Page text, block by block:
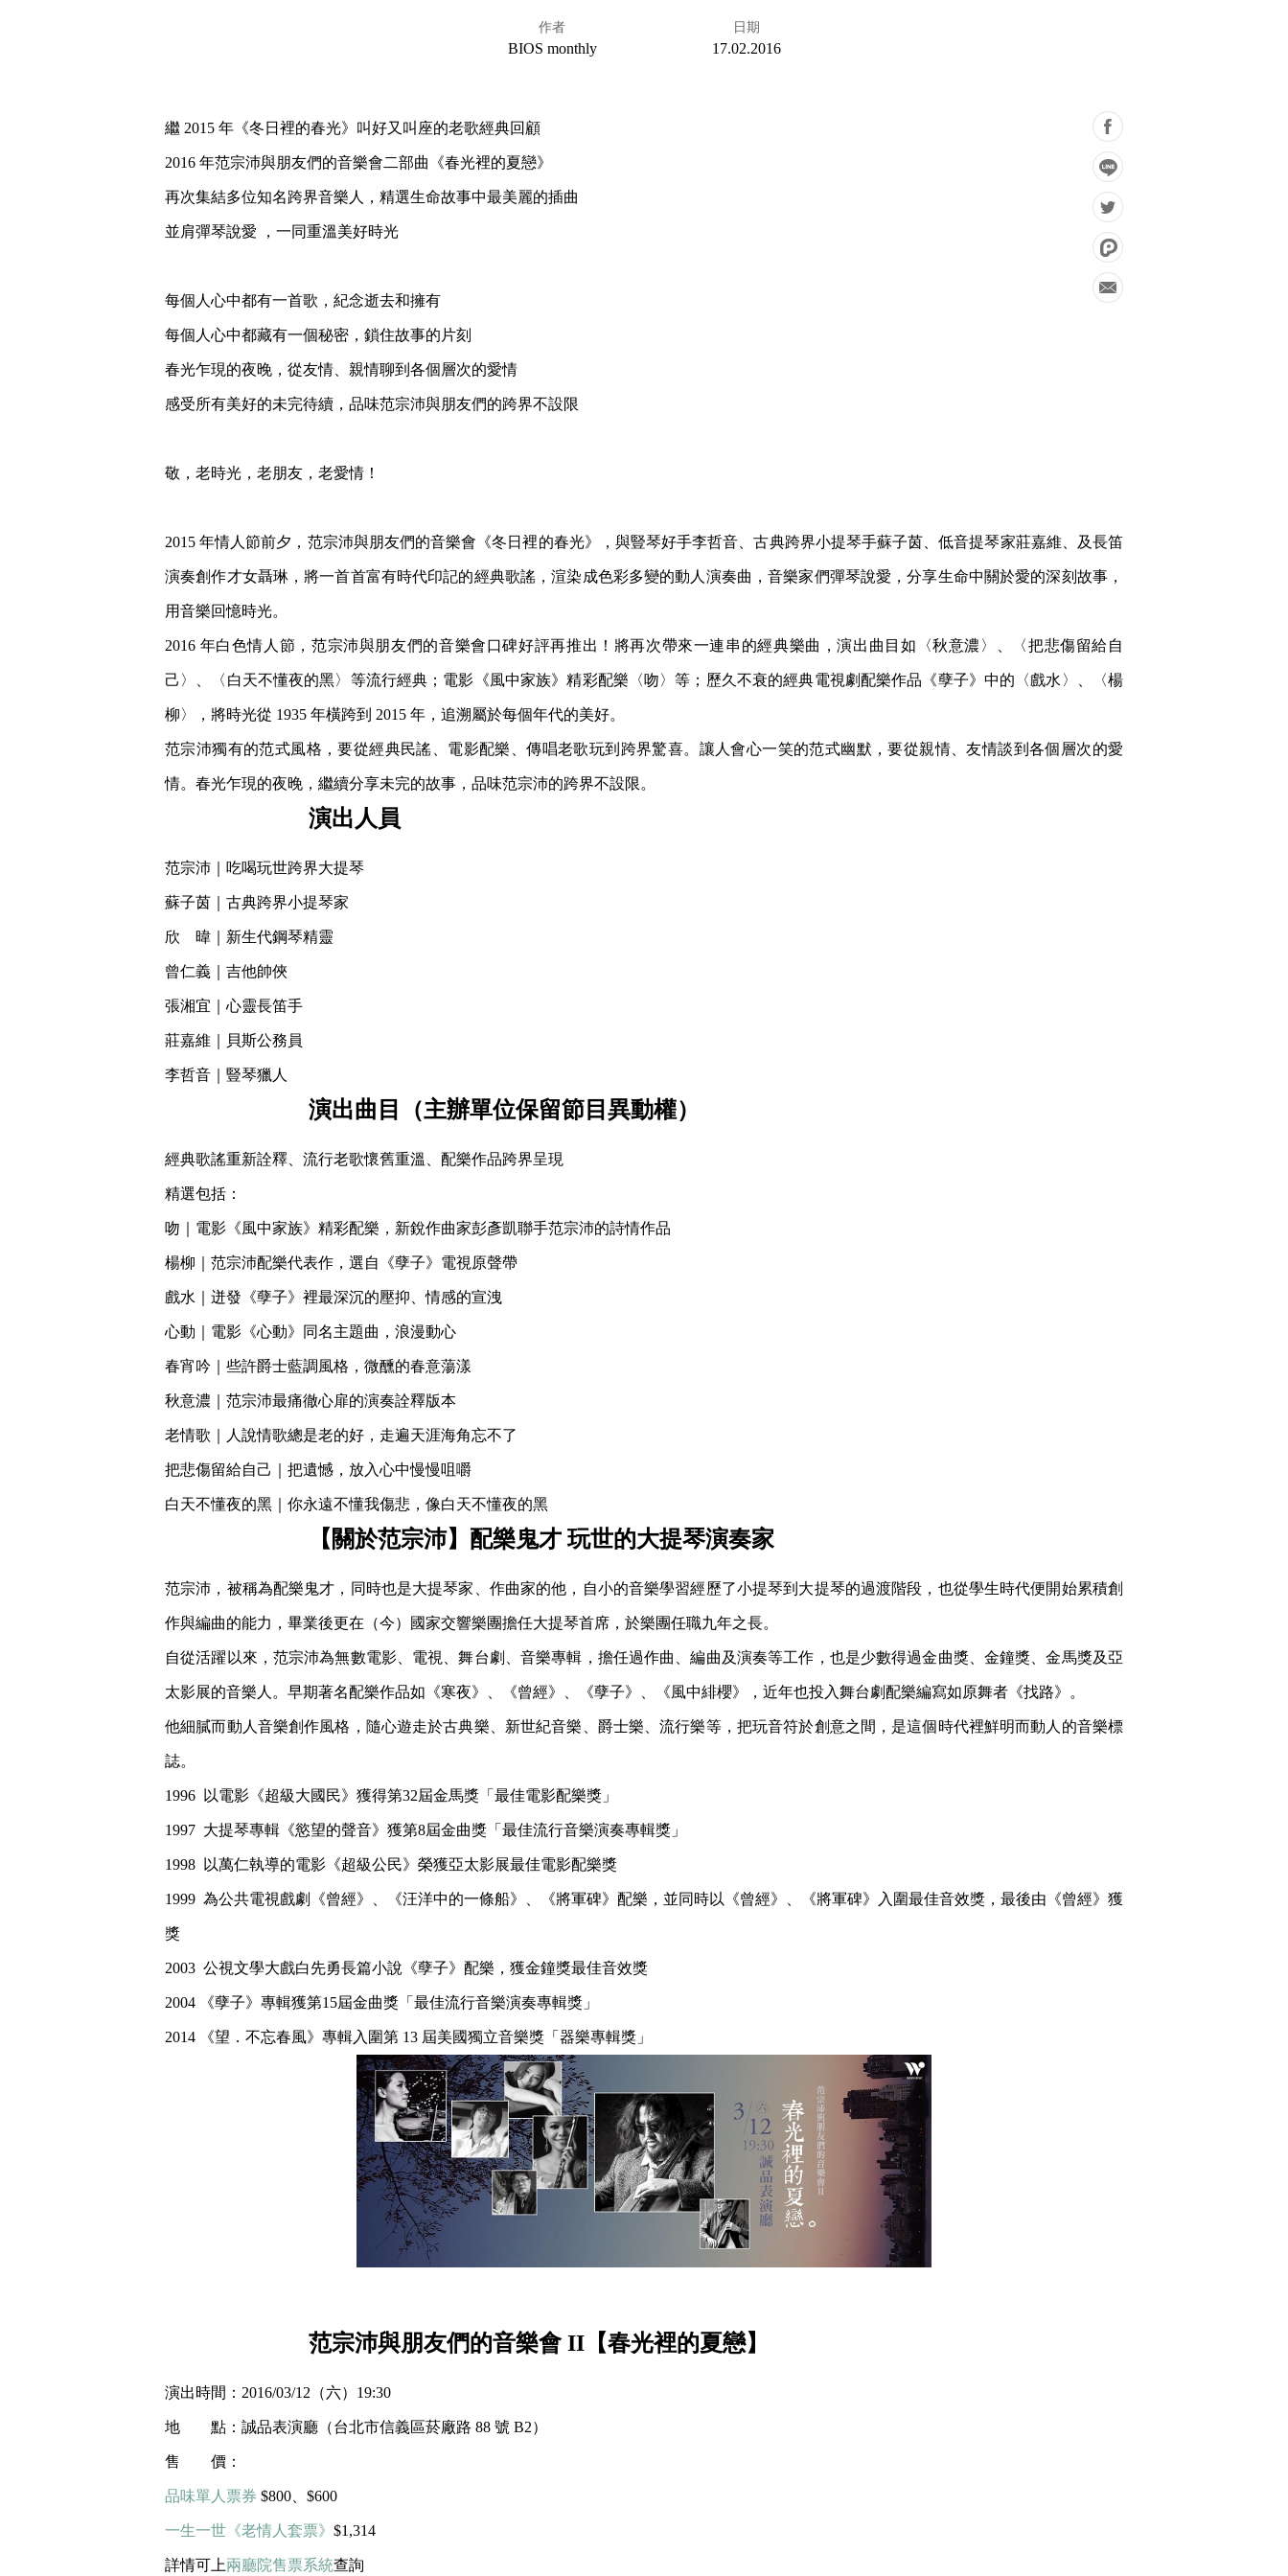
作者
BIOS monthly
日期
17.02.2016
繼 2015 年《冬日裡的春光》叫好又叫座的老歌經典回顧
2016 年范宗沛與朋友們的音樂會二部曲《春光裡的夏戀》
再次集結多位知名跨界音樂人，精選生命故事中最美麗的插曲
並肩彈琴說愛 ，一同重溫美好時光
每個人心中都有一首歌，紀念逝去和擁有
每個人心中都藏有一個秘密，鎖住故事的片刻
春光乍現的夜晚，從友情、親情聊到各個層次的愛情
感受所有美好的未完待續，品味范宗沛與朋友們的跨界不設限
敬，老時光，老朋友，老愛情！
2015 年情人節前夕，范宗沛與朋友們的音樂會《冬日裡的春光》，與豎琴好手李哲音、古典跨界小提琴手蘇子茵、低音提琴家莊嘉維、及長笛
演奏創作才女聶琳，將一首首富有時代印記的經典歌謠，渲染成色彩多變的動人演奏曲，音樂家們彈琴說愛，分享生命中關於愛的深刻故事，
用音樂回憶時光。
2016 年白色情人節，范宗沛與朋友們的音樂會口碑好評再推出！將再次帶來一連串的經典樂曲，演出曲目如〈秋意濃〉、〈把悲傷留給自
己〉、〈白天不懂夜的黑〉等流行經典；電影《風中家族》精彩配樂〈吻〉等；歷久不衰的經典電視劇配樂作品《孽子》中的〈戲水〉、〈楊
柳〉，將時光從 1935 年橫跨到 2015 年，追溯屬於每個年代的美好。
范宗沛獨有的范式風格，要從經典民謠、電影配樂、傳唱老歌玩到跨界驚喜。讓人會心一笑的范式幽默，要從親情、友情談到各個層次的愛
情。春光乍現的夜晚，繼續分享未完的故事，品味范宗沛的跨界不設限。
演出人員
范宗沛｜吃喝玩世跨界大提琴
蘇子茵｜古典跨界小提琴家
欣 暐｜新生代鋼琴精靈
曾仁義｜吉他帥俠
張湘宜｜心靈長笛手
莊嘉維｜貝斯公務員
李哲音｜豎琴獵人
演出曲目 （主辦單位保留節目異動權）
經典歌謠重新詮釋、流行老歌懷舊重溫、配樂作品跨界呈現
精選包括：
吻｜電影《風中家族》精彩配樂，新銳作曲家彭彥凱聯手范宗沛的詩情作品
楊柳｜范宗沛配樂代表作，選自《孽子》電視原聲帶
戲水｜迸發《孽子》裡最深沉的壓抑、情感的宣洩
心動｜電影《心動》同名主題曲，浪漫動心
春宵吟｜些許爵士藍調風格，微醺的春意蕩漾
秋意濃｜范宗沛最痛徹心扉的演奏詮釋版本
老情歌｜人說情歌總是老的好，走遍天涯海角忘不了
把悲傷留給自己｜把遺憾，放入心中慢慢咀嚼
白天不懂夜的黑｜你永遠不懂我傷悲，像白天不懂夜的黑
【關於范宗沛】配樂鬼才 玩世的大提琴演奏家
范宗沛，被稱為配樂鬼才，同時也是大提琴家、作曲家的他，自小的音樂學習經歷了小提琴到大提琴的過渡階段，也從學生時代便開始累積創
作與編曲的能力，畢業後更在（今）國家交響樂團擔任大提琴首席，於樂團任職九年之長。
自從活躍以來，范宗沛為無數電影、電視、舞台劇、音樂專輯，擔任過作曲、編曲及演奏等工作，也是少數得過金曲獎、金鐘獎、金馬獎及亞
太影展的音樂人。早期著名配樂作品如《寒夜》、《曾經》、《孽子》、《風中緋櫻》，近年也投入舞台劇配樂編寫如原舞者《找路》。
他細膩而動人音樂創作風格，隨心遊走於古典樂、新世紀音樂、爵士樂、流行樂等，把玩音符於創意之間，是這個時代裡鮮明而動人的音樂標
誌。
1996 以電影《超級大國民》獲得第32屆金馬獎「最佳電影配樂獎」
1997 大提琴專輯《慾望的聲音》獲第8屆金曲獎「最佳流行音樂演奏專輯獎」
1998 以萬仁執導的電影《超級公民》榮獲亞太影展最佳電影配樂獎
1999 為公共電視戲劇《曾經》、《汪洋中的一條船》、《將軍碑》配樂，並同時以《曾經》、《將軍碑》入圍最佳音效獎，最後由《曾經》獲
獎
2003 公視文學大戲白先勇長篇小說《孽子》配樂，獲金鐘獎最佳音效獎
2004 《孽子》專輯獲第15屆金曲獎「最佳流行音樂演奏專輯獎」
2014 《望．不忘春風》專輯入圍第 13 屆美國獨立音樂獎「器樂專輯獎」
范宗沛與朋友們的音樂會 II【春光裡的夏戀】
演出時間：2016/03/12（六）19:30
地 點：誠品表演廳（台北市信義區菸廠路 88 號 B2）
售 價：
品味單人票券 $800、$600
一生一世《老情人套票》 $1,314
詳情可上兩廳院售票系統查詢